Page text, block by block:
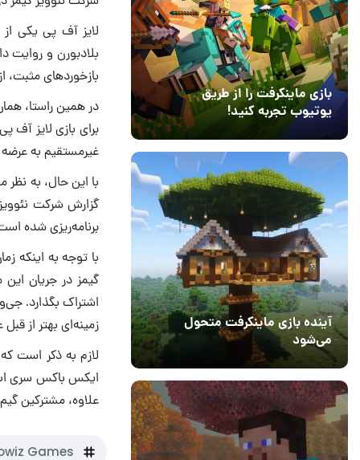
بازی ماینکرفت را از طریق
یوتیوب تجربه کنید!
41
آینده بازی ماینکرفت متحول
می‌شود
لایز آف پی یکی
بلادبورن و روایت
بازخوردهای مثبت،
برای بازی لایز
غیرمستقیم به عرضه
برنامه‌ریزی شده
گیمز در جریان این
اشتراک بگذارد.
زمینه‌ای بهتر از
علاوه، مشترکین
Games